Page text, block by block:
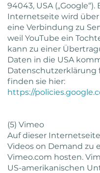
94043, USA
Internetseite wird
eine Verbindung zu
weil YouTube ein
kann zu einer
Daten in die USA
Datenschutzerklärung
finden sie hier:
https://
(5) Vimeo
Auf dieser
Videos on Demand zu
Vimeo.com hosten.
US-amerikanischen